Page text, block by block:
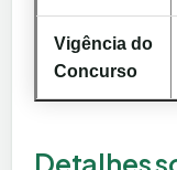
Vigência do
Concurso